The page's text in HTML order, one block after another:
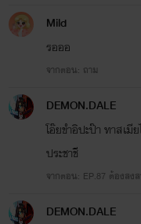
Mild
รอออ
จากตอน: ถาม
DEMON.DALE
โอ๊ยขำอิปะป๊า ทาสเ
ประชาชี
จากตอน: EP.87 ต้องสงส
DEMON.DALE